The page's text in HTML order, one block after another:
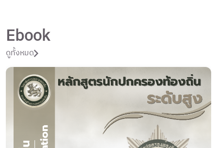
Ebook
ดูทั้งหมด